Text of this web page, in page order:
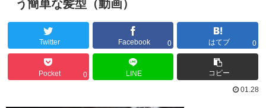
う簡単な髪型（動画）
Twitter Facebook 0 はてブ 0
Pocket 0 LINE コピー
01.28